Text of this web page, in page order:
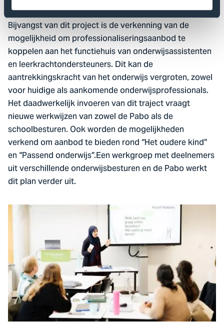
Bijvangst van dit project is de verkenning van de
mogelijkheid om professionaliseringsaanbod te
koppelen aan het functiehuis van onderwijsassistenten
en leerkrachtondersteuners. Dit kan de
aantrekkingskracht van het onderwijs vergroten, zowel
voor huidige als aankomende onderwijsprofessionals.
Het daadwerkelijk invoeren van dit traject vraagt
nieuwe werkwijzen van zowel de Pabo als de
schoolbesturen. Ook worden de mogelijkheden
verkend om aanbod te bieden rond “Het oudere kind”
en “Passend onderwijs”.Een werkgroep met deelnemers
uit verschillende onderwijsbesturen en de Pabo werkt
dit plan verder uit.